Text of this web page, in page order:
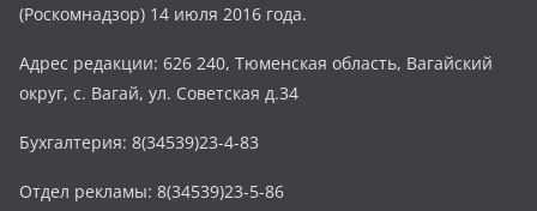
(Роскомнадзор) 14 июля 2016 года.
Адрес редакции: 626 240, Тюменская область, Вагайский
округ, с. Вагай, ул. Советская д.34
Бухгалтерия: 8(34539)23-4-83
Отдел рекламы: 8(34539)23-5-86